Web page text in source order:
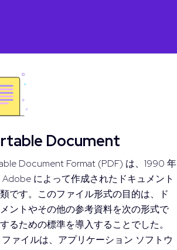
Document
Document Format (PDF) は、1990 年
Adob​​e によって作成されたドキュメント
です。このファイル形式の目的は、ド
ントやその他の参考資料を次の形式で
るための標準を導入することでした。
ファイルは、アプリケーション ソフトウ